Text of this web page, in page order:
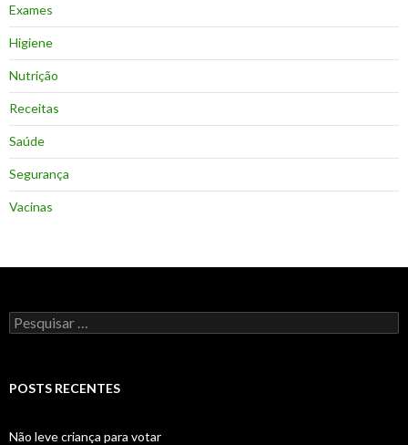
Exames
Higiene
Nutrição
Receitas
Saúde
Segurança
Vacinas
Pesquisar
por:
POSTS RECENTES
Não leve criança para votar